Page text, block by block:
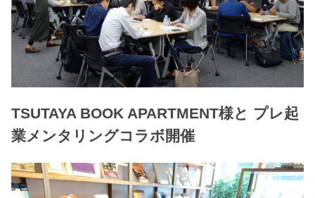
TSUTAYA BOOK APARTMENT様と プレ起
業メンタリングコラボ開催